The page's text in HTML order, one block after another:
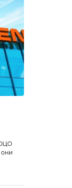
они